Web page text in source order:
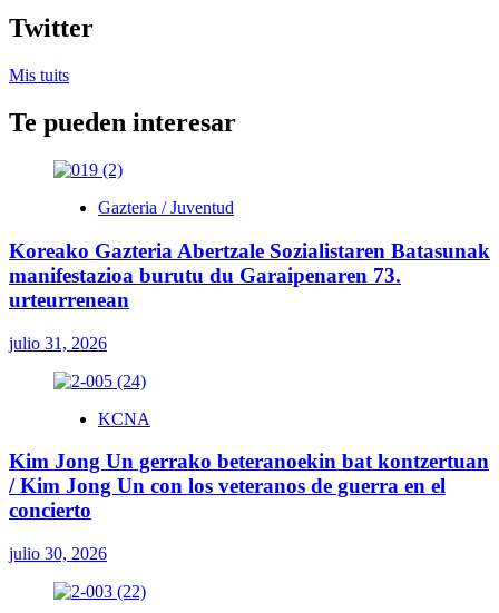
Twitter
Mis tuits
Te pueden interesar
Gazteria / Juventud
Koreako Gazteria Abertzale Sozialistaren Batasunak
manifestazioa burutu du Garaipenaren 73.
urteurrenean
julio 31, 2026
KCNA
Kim Jong Un gerrako beteranoekin bat kontzertuan
/ Kim Jong Un con los veteranos de guerra en el
concierto
julio 30, 2026